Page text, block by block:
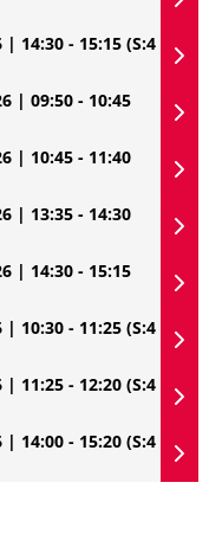
| 14:30 - 15:15 (S:4
| 09:50 - 10:45
| 10:45 - 11:40
| 13:35 - 14:30
| 14:30 - 15:15
| 10:30 - 11:25 (S:4
| 11:25 - 12:20 (S:4
| 14:00 - 15:20 (S:4